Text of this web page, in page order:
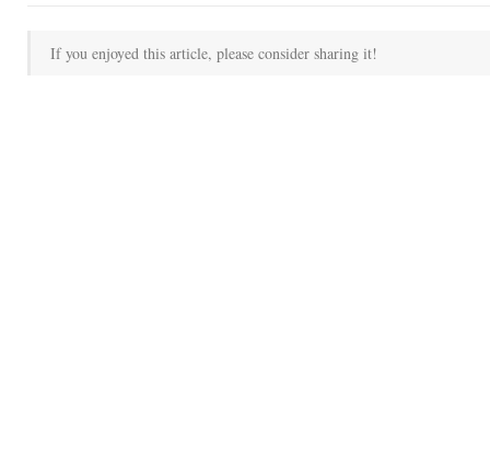
If you enjoyed this article, please consider sharing it!